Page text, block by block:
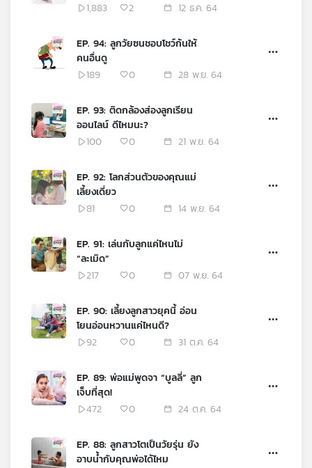
แผนที่
1,883
2 12 ธ.ค. 64
EP. 94: ลูกวัยซนชอบโชว์ก้นให้
คนอื่นดู
189
0 28 พ.ย. 64
EP. 93: ติดกล้องส่องลูกเรียน
ออนไลน์ ดีไหมนะ?
100
0 21 พ.ย. 64
EP. 92: โลกส่วนตัวของคุณแม่
เลี้ยงเดี่ยว
81
0 14 พ.ย. 64
EP. 91: เล่นกับลูกแค่ไหนไม่
“ละเมิด”
217
0 07 พ.ย. 64
EP. 90: เลี้ยงลูกสาวยุคนี้ อ่อน
โยนอ่อนหวานแค่ไหนดี?
92
0 31 ต.ค. 64
EP. 89: พ่อแม่พูดจา “บูลลี่” ลูก
เจ็บที่สุด!
472
0 24 ต.ค. 64
EP. 88: ลูกสาวโตเป็นวัยรุ่น ยัง
อาบน้ำกับคุณพ่อได้ไหม